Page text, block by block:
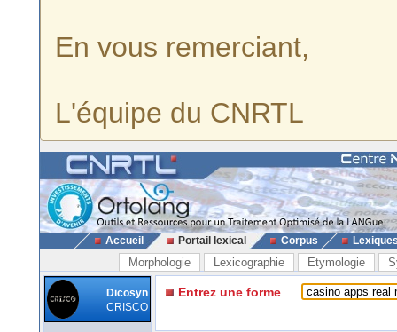
En vous remerciant,
L'équipe du CNRTL
Accueil Portail lexical Corpus
Morphologie Lexicographie Etymologie
Dicosyn
CRISCO
Entrez une forme